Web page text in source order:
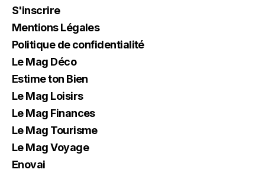
S'inscrire
Mentions Légales
Politique de confidentialité
Le Mag Déco
Estime ton Bien
Le Mag Loisirs
Le Mag Finances
Le Mag Tourisme
Le Mag Voyage
Enovai